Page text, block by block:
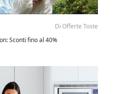
Di Offerte Toste
Sconti fino al 40%